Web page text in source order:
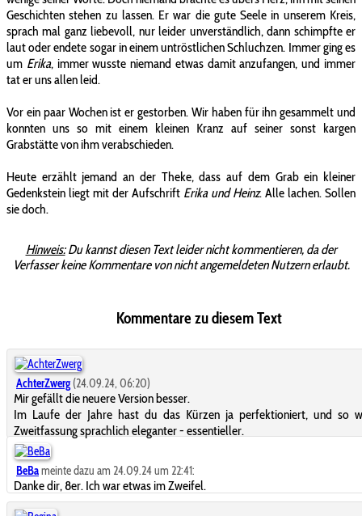
Geschichten stehen zu lassen. Er war die gute Seele in unserem Kreis,
sprach mal ganz liebevoll, nur leider unverständlich, dann schimpfte er
laut oder endete sogar in einem untröstlichen Schluchzen. Immer ging es
um Erika, immer wusste niemand etwas damit anzufangen, und immer
tat er uns allen leid.
Vor ein paar Wochen ist er gestorben. Wir haben für ihn gesammelt und
konnten uns so mit einem kleinen Kranz auf seiner sonst kargen
Grabstätte von ihm verabschieden.
Heute erzählt jemand an der Theke, dass auf dem Grab ein kleiner
Gedenkstein liegt mit der Aufschrift Erika und Heinz. Alle lachen. Sollen
sie doch.
Hinweis:Du kannst diesen Text leider nicht kommentieren, da der
Verfasser keine Kommentare von nicht angemeldeten Nutzern erlaubt.
Kommentare zu diesem Text
AchterZwerg (24.09.24, 06:20)
Mir gefällt die neuere Version besser.
Im Laufe der Jahre hast du das Kürzen ja perfektioniert, und so
Zweitfassung sprachlich eleganter - essentieller.
BeBameinte dazu am 24.09.24 um 22:41:
Danke dir, 8er. Ich war etwas im Zweifel.